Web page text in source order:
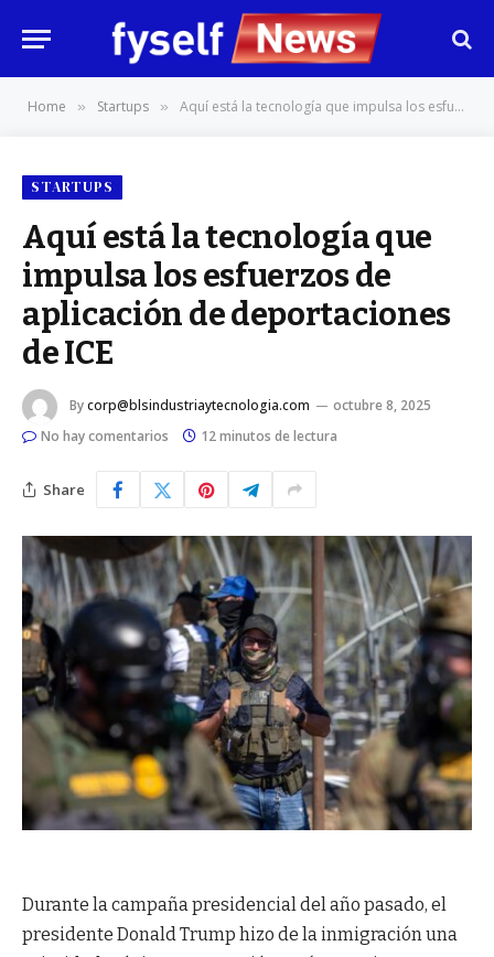
Home » Startups » Aquí está la tecnología que impulsa los esfuerzos de aplicación de deportaciones de ICE
STARTUPS
Aquí está la tecnología que
impulsa los esfuerzos de
aplicación de deportaciones
de ICE
Bycorp@blsindustriaytecnologia.com
octubre 8, 2025
No hay comentarios
12 minutos de lectura
Share
Durante la campaña presidencial del año pasado, el
presidente Donald Trump hizo de la inmigración una